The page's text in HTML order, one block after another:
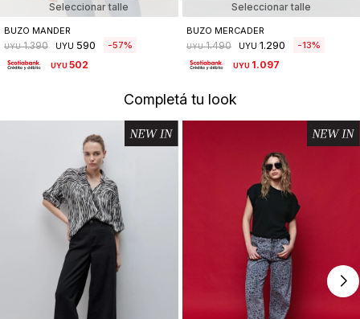
Seleccionar talle
BUZO MANDER
UYU 1.390 UYU 590 57
UYU502
Seleccionar talle
BUZO MERCADER
UYU 1.490 UYU 1.290 13
UYU 1.097
Completá tu look